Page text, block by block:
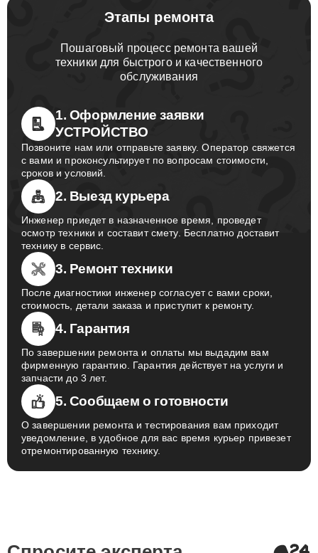
Этапы ремонта
Пошаговый процесс ремонта вашей
техники для быстрого и качественного
обслуживания
1. Оформление заявки
УСТРОЙСТВО
Позвоните нам или отправьте заявку. Оператор свяжется
с вами и проконсультирует по вопросам стоимости,
сроков и условий.
2. Выезд курьера
Инженер приедет в назначенное время, проведет
осмотр техники и составит смету. Бесплатно доставит
технику в сервис.
3. Ремонт техники
После диагностики инженер согласует с вами сроки,
стоимость, детали заказа и приступит к ремонту.
4. Гарантия
По завершении ремонта и оплаты мы выдадим вам
фирменную гарантию. Гарантия действует на услуги и
запчасти до 3 лет.
5. Сообщаем о готовности
О завершении ремонта и тестирования вам приходит
уведомление, в удобное для вас время курьер привезет
отремонтированную технику.